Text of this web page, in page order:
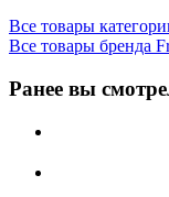
Все товары
Все товары бренда
Ранее вы